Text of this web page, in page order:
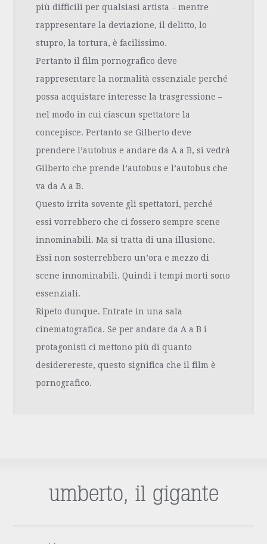
più difficili per qualsiasi artista – mentre
rappresentare la deviazione, il delitto, lo
stupro, la tortura, è facilissimo.
Pertanto il film pornografico deve
rappresentare la normalità essenziale perché
possa acquistare interesse la trasgressione –
nel modo in cui ciascun spettatore la
concepisce. Pertanto se Gilberto deve
prendere l’autobus e andare da A a B, si vedrà
Gilberto che prende l’autobus e l’autobus che
va da A a B.
Questo irrita sovente gli spettatori, perché
essi vorrebbero che ci fossero sempre scene
innominabili. Ma si tratta di una illusione.
Essi non sosterrebbero un’ora e mezzo di
scene innominabili. Quindi i tempi morti sono
essenziali.
Ripeto dunque. Entrate in una sala
cinematografica. Se per andare da A a B i
protagonisti ci mettono più di quanto
desiderereste, questo significa che il film è
pornografico.
umberto, il gigante